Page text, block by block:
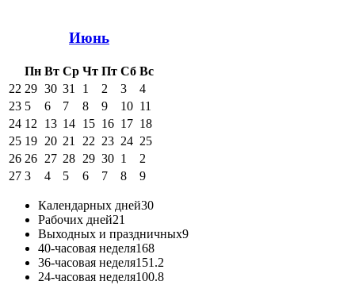
Июнь
Пн Вт Ср Чт Пт Сб Вс
22 29 30 31 1 2 3
4
23 5 6 7 8 9 10 11
24 12 13 14 15 16 17 18
25 19 20 21 22 23 24 25
26 26 27 28 29 30 1
2
27 3 4 5 6 7 8 9
Календарных дней30
Рабочих дней21
Выходных и праздничных9
40-часовая неделя168
36-часовая неделя151.2
24-часовая неделя100.8